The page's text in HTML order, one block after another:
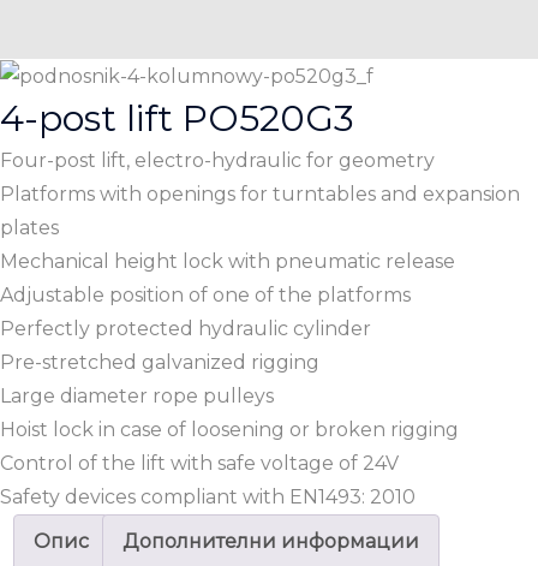
4-post lift PO520G3
Four-post lift, electro-hydraulic for geometry
Platforms with openings for turntables and expansion
plates
Mechanical height lock with pneumatic release
Adjustable position of one of the platforms
Perfectly protected hydraulic cylinder
Pre-stretched galvanized rigging
Large diameter rope pulleys
Hoist lock in case of loosening or broken rigging
Control of the lift with safe voltage of 24V
Safety devices compliant with EN1493: 2010
Опис
Дополнителни информации